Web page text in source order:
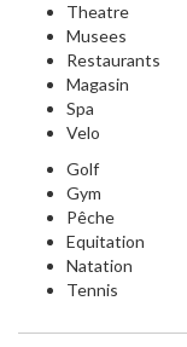
Theatre
Musees
Restaurants
Magasin
Spa
Velo
Golf
Gym
Pêche
Equitation
Natation
Tennis